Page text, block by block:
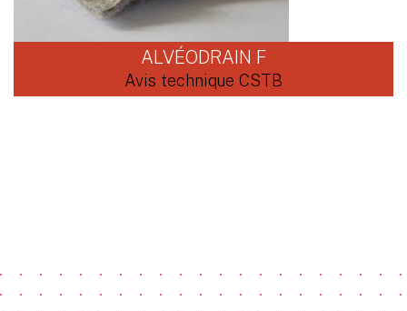
ALVÉODRAIN F
Avis technique CSTB